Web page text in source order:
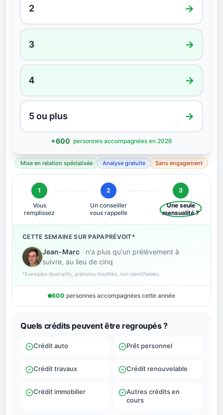
2 →
3 →
4 →
5 ou plus →
+600 personnes accompagnées en 2026
Mise en relation spécialisée Analyse gratuite Sans engagement
1
Vous
remplissez
2
Un conseiller
vous rappelle
3
Une seule
mensualité ?
CETTE SEMAINE SUR PAPAPRÉVOIT*
Jean-Marc · n'a plus qu'un prélèvement à
suivre, au lieu de cinq
*Exemples illustratifs, prénoms modifiés, non identifiables.
600 personnes accompagnées cette année
Quels crédits peuvent être regroupés ?
Crédit auto Prêt personnel
Crédit travaux Crédit renouvelable
Crédit immobilier
Autres crédits en
cours